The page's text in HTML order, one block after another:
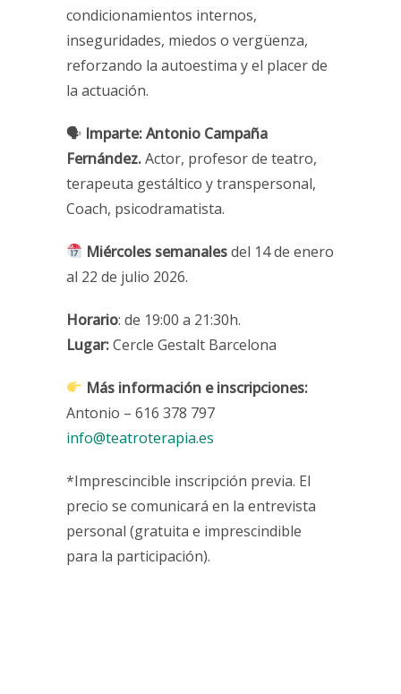
condicionamientos internos,
inseguridades, miedos o vergüenza,
reforzando la autoestima y el placer de
la actuación.
🗣 Imparte:Antonio Campaña
Fernández.Actor, profesor de teatro,
terapeuta gestáltico y transpersonal,
Coach, psicodramatista.
Miércoles semanalesdel 14 de enero
al 22 de julio 2026.
Horario: de 19:00 a 21:30h.
Lugar:Cercle Gestalt Barcelona
Más información e inscripciones:
Antonio – 616 378 797
info@teatroterapia.es
*Imprescincible inscripción previa. El
precio se comunicará en la entrevista
personal (gratuita e imprescindible
para la participación).